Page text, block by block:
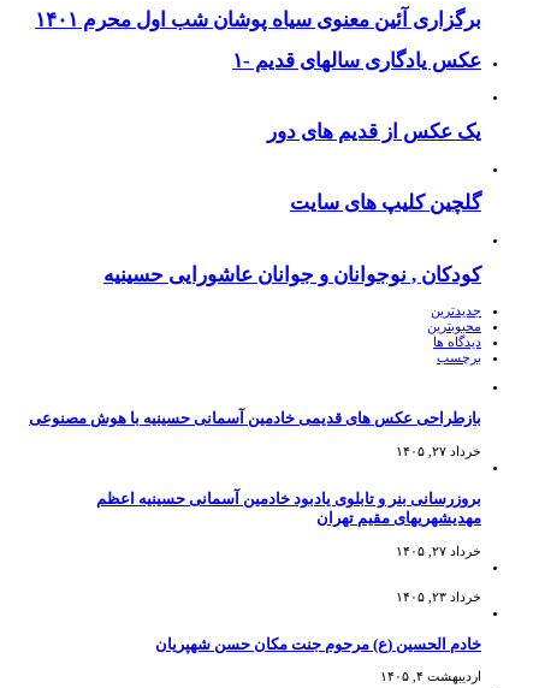
برگزاری آئین معنوی سیاه پوشان شب اول محرم ۱۴۰۱
عکس یادگاری سالهای قدیم -۱
یک عکس از قدیم های دور
گلچین کلیپ های سایت
کودکان , نوجوانان و جوانان عاشورایی حسینیه
جدیدترین
محبوبترین
دیدگاه ها
برچسب
بازطراحی عکس های قدیمی خادمین آسمانی حسینیه با هوش مصنوعی
خرداد ۲۷, ۱۴۰۵
بروزرسانی بنر و تابلوی یادبود خادمین آسمانی حسینیه اعظم
مهدیشهریهای مقیم تهران
خرداد ۲۷, ۱۴۰۵
خرداد ۲۳, ۱۴۰۵
خادم الحسین (ع) مرحوم جنت مکان حسن شهپریان
اردیبهشت ۴, ۱۴۰۵